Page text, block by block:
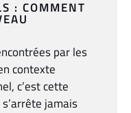
: COMMENT
par les
contexte
c’est cette
jamais